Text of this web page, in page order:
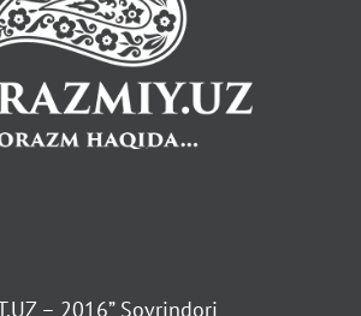
– 2016” Sovrindori